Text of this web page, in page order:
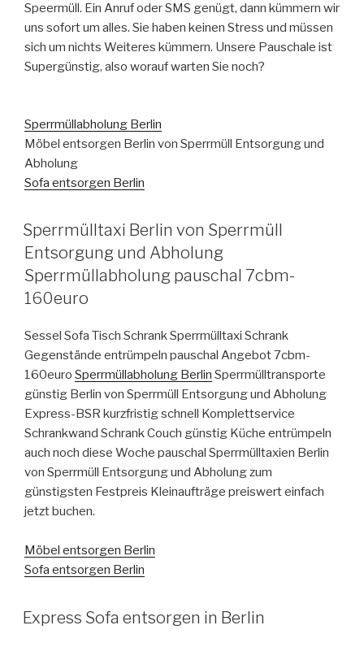
Speermüll. Ein Anruf oder SMS genügt, dann kümmern wir
uns sofort um alles. Sie haben keinen Stress und müssen
sich um nichts Weiteres kümmern. Unsere Pauschale ist
Supergünstig, also worauf warten Sie noch?
Sperrmüllabholung Berlin
Möbel entsorgen Berlin von Sperrmüll Entsorgung und
Abholung
Sofa entsorgen Berlin
VERÖFFENTLICHT
AM
Sperrmülltaxi Berlin von Sperrmüll
Entsorgung und Abholung
Sperrmüllabholung pauschal 7cbm-
160euro
Sessel Sofa Tisch Schrank Sperrmülltaxi Schrank
Gegenstände entrümpeln pauschal Angebot 7cbm-
160euro Sperrmüllabholung Berlin Sperrmülltransporte
günstig Berlin von Sperrmüll Entsorgung und Abholung
Express-BSR kurzfristig schnell Komplettservice
Schrankwand Schrank Couch günstig Küche entrümpeln
auch noch diese Woche pauschal Sperrmülltaxien Berlin
von Sperrmüll Entsorgung und Abholung zum
günstigsten Festpreis Kleinaufträge preiswert einfach
jetzt buchen.
Möbel entsorgen Berlin
Sofa entsorgen Berlin
VERÖFFENTLICHT
AM
Express Sofa entsorgen in Berlin